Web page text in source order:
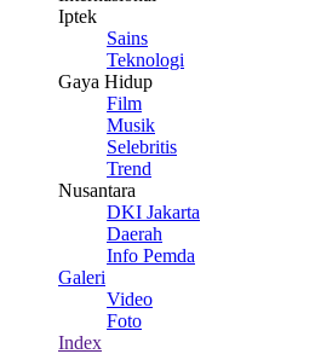
Iptek
Sains
Teknologi
Gaya Hidup
Film
Musik
Selebritis
Trend
Nusantara
DKI Jakarta
Daerah
Info Pemda
Galeri
Video
Foto
Index